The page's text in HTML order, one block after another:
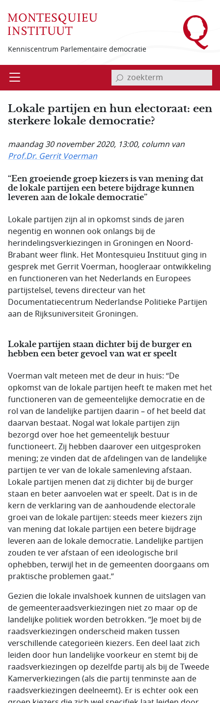
Kenniscentrum Parlementaire democratie
Open invoerveld zoekterm
Lokale partijen en hun electoraat: een
sterkere lokale democratie?
maandag 30 november 2020, 13:00, column van
Prof.Dr. Gerrit Voerman
“Een groeiende groep kiezers is van mening dat
de lokale partijen een betere bijdrage kunnen
leveren aan de lokale democratie”
Lokale partijen zijn al in opkomst sinds de jaren
negentig en wonnen ook onlangs bij de
herindelingsverkiezingen in Groningen en Noord-
Brabant weer flink. Het Montesquieu Instituut ging in
gesprek met Gerrit Voerman, hoogleraar ontwikkeling
en functioneren van het Nederlands en Europees
partijstelsel, tevens directeur van het
Documentatiecentrum Nederlandse Politieke Partijen
aan de Rijksuniversiteit Groningen.
Lokale partijen staan dichter bij de burger en
hebben een beter gevoel van wat er speelt
Voerman valt meteen met de deur in huis: “De
opkomst van de lokale partijen heeft te maken met het
functioneren van de gemeentelijke democratie en de
rol van de landelijke partijen daarin – of het beeld dat
daarvan bestaat. Nogal wat lokale partijen zijn
bezorgd over hoe het gemeentelijk bestuur
functioneert. Zij hebben daarover een uitgesproken
mening; ze vinden dat de afdelingen van de landelijke
partijen te ver van de lokale samenleving afstaan.
Lokale partijen menen dat zij dichter bij de burger
staan en beter aanvoelen wat er speelt. Dat is in de
kern de verklaring van de aanhoudende electorale
groei van de lokale partijen: steeds meer kiezers zijn
van mening dat lokale partijen een betere bijdrage
leveren aan de lokale democratie. Landelijke partijen
zouden te ver afstaan of een ideologische bril
ophebben, terwijl het in de gemeenten doorgaans om
praktische problemen gaat.”
Gezien die lokale invalshoek kunnen de uitslagen van
de gemeenteraadsverkiezingen niet zo maar op de
landelijke politiek worden betrokken. ”Je moet bij de
raadsverkiezingen onderscheid maken tussen
verschillende categorieën kiezers. Een deel laat zich
leiden door hun landelijke voorkeur en stemt bij de
raadsverkiezingen op dezelfde partij als bij de Tweede
Kamerverkiezingen (als die partij tenminste aan de
raadsverkiezingen deelneemt). Er is echter ook een